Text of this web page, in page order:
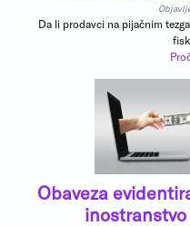
Da li prodavci na pijačnim
Obaveza